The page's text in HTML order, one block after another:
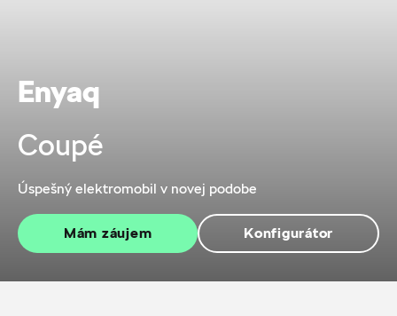
Enyaq
Coupé
Úspešný elektromobil v novej podobe
Mám záujem Konfigurátor